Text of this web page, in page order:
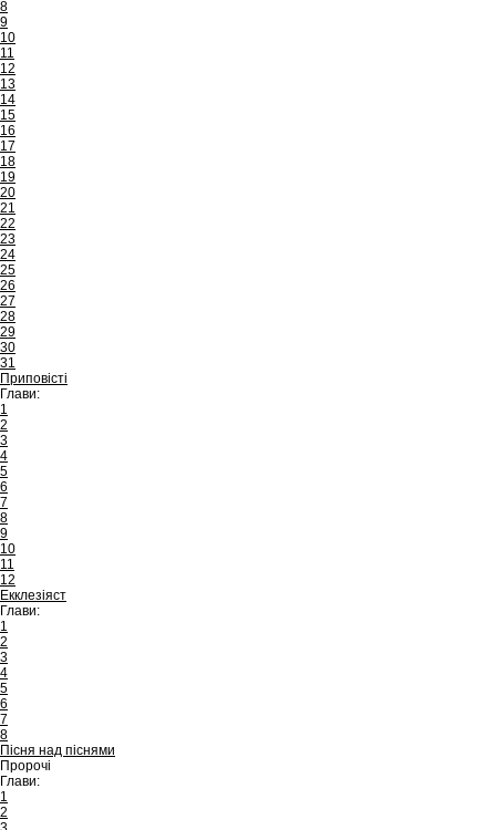
8
9
10
11
12
13
14
15
16
17
18
19
20
21
22
23
24
25
26
27
28
29
30
31
Приповісті
Глави:
1
2
3
4
5
6
7
8
9
10
11
12
Екклезіяст
Глави:
1
2
3
4
5
6
7
8
Пісня над піснями
Пророчі
Глави:
1
2